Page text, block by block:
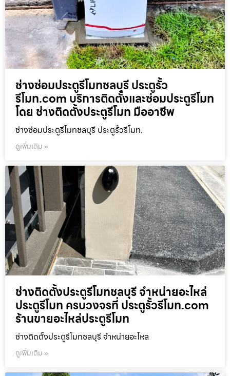
ช่างซ่อมประตูรีโมทชลบุรี ประตูรั้ว
รีโมท.com บริการติดตั้งและซ่อมประตูรีโมท
โดย ช่างติดตั้งประตูรีโมท มืออาชีพ
ช่างซ่อมประตูรีโมทชลบุรี ประตูรั้วรีโมท.
ดูเพิ่มเติม »
ช่างติดตั้งประตูรีโมทชลบุรี จำหน่ายอะไหล่
ประตูรีโมท ครบวงจรที่ ประตูรั้วรีโมท.com
ร้านขายอะไหล่ประตูรีโมท
ช่างติดตั้งประตูรีโมทชลบุรี จำหน่ายอะไหล
ดูเพิ่มเติม »